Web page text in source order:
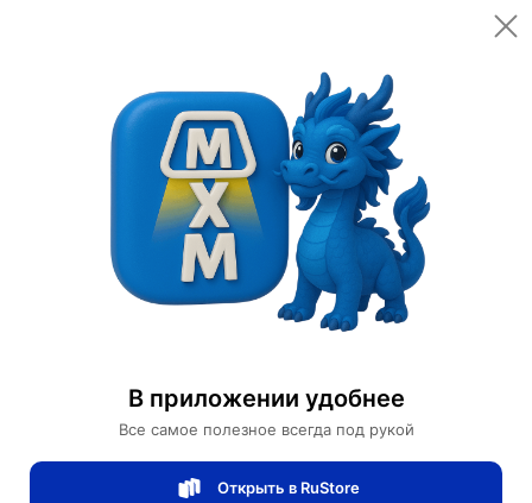
В приложении удобнее
Все самое полезное всегда под рукой
Открыть в RuStore
Открыть
Категории Светильники
Люстры
Люстра золотая Elomtra, металл, стекло 88*57 см, G4
88*57 см, G4